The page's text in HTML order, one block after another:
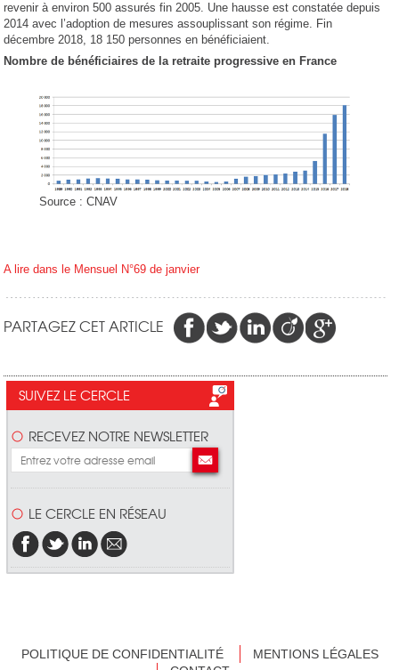
revenir à environ 500 assurés fin 2005. Une hausse est constatée depuis
2014 avec l’adoption de mesures assouplissant son régime. Fin
décembre 2018, 18 150 personnes en bénéficiaient.
Nombre de bénéficiaires de la retraite progressive en France
Source : CNAV
A lire dans le Mensuel N°69 de janvier
PARTAGEZ CET ARTICLE
SUIVEZ LE CERCLE
RECEVEZ NOTRE NEWSLETTER
LE CERCLE EN RÉSEAU
POLITIQUE DE CONFIDENTIALITÉ
MENTIONS LÉGALES